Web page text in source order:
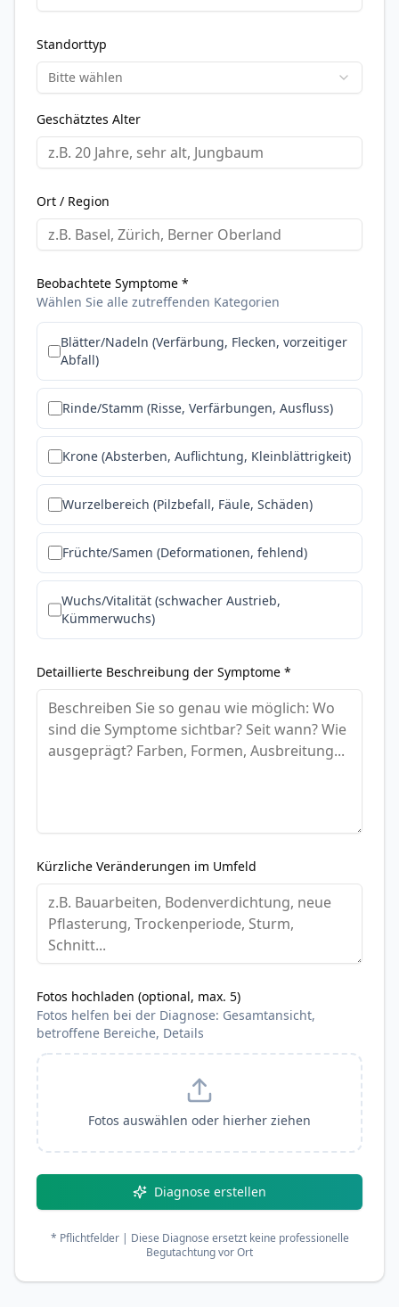
Standorttyp
Bitte wählen
Geschätztes Alter
Ort / Region
Beobachtete Symptome *
Wählen Sie alle zutreffenden Kategorien
Blätter/Nadeln (Verfärbung, Flecken, vorzeitiger
Abfall)
Rinde/Stamm (Risse, Verfärbungen, Ausfluss)
Krone (Absterben, Auflichtung, Kleinblättrigkeit)
Wurzelbereich (Pilzbefall, Fäule, Schäden)
Früchte/Samen (Deformationen, fehlend)
Wuchs/Vitalität (schwacher Austrieb,
Kümmerwuchs)
Detaillierte Beschreibung der Symptome *
Kürzliche Veränderungen im Umfeld
Fotos hochladen (optional, max. 5)
Fotos helfen bei der Diagnose: Gesamtansicht,
betroffene Bereiche, Details
Fotos auswählen oder hierher ziehen
Diagnose erstellen
* Pflichtfelder | Diese Diagnose ersetzt keine professionelle
Begutachtung vor Ort